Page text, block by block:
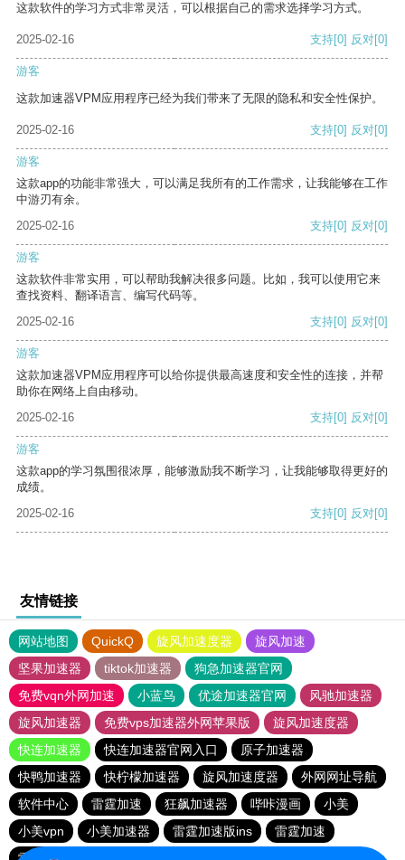
这款软件的学习方式非常灵活，可以根据自己的需求选择学习方式。
2025-02-16 支持[0] 反对[0]
游客
这款加速器VPM应用程序已经为我们带来了无限的隐私和安全性保护。
2025-02-16 支持[0] 反对[0]
游客
这款app的功能非常强大，可以满足我所有的工作需求，让我能够在工作
中游刃有余。
2025-02-16
支持[0] 反对[0]
游客
这款软件非常实用，可以帮助我解决很多问题。比如，我可以使用它来
查找资料、翻译语言、编写代码等。
2025-02-16
支持[0] 反对[0]
游客
这款加速器VPM应用程序可以给你提供最高速度和安全性的连接，并帮
助你在网络上自由移动。
2025-02-16
支持[0] 反对[0]
游客
这款app的学习氛围很浓厚，能够激励我不断学习，让我能够取得更好的
成绩。
2025-02-16
支持[0] 反对[0]
友情链接
网站地图 QuickQ 旋风加速度器
旋风加速
坚果加速器
tiktok加速器
狗急加速器官网
免费vqn外网加速
小蓝鸟 优途加速器官网
风驰加速器
旋风加速器
免费vps加速器外网苹果版
旋风加速度器
快连加速器
快连加速器官网入口
原子加速器
快鸭加速器
快柠檬加速器 旋风加速度器
外网网址导航
软件中心
雷霆加速 狂飙加速器 哔咔漫画
小美
小美vpn
小美加速器 雷霆加速版ins
雷霆加速